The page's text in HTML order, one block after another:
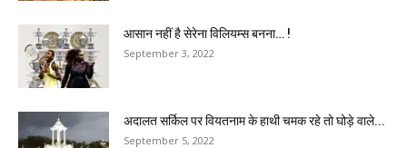
आसान नहीं है सेरेना विलियम्स बनना… !
September 3, 2022
अदालत सर्किल पर वियतनाम के हाथी चमक रहे तो घोड़े वाले...
September 5, 2022